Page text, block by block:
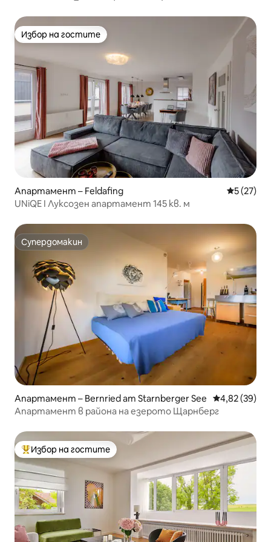
Избор на гостите
Избор на гостите
Апартамент – Feldafing Средна
5 (27)
UNiQE I Луксозен апартамент 145 кв. м
Супердомакин
Супердомакин
Апартамент – Bernried am Starnberger See Средна
4,82 (39)
Апартамент в района на езерото Щарнберг
Най-популярен избор на гостите
Избор на гостите